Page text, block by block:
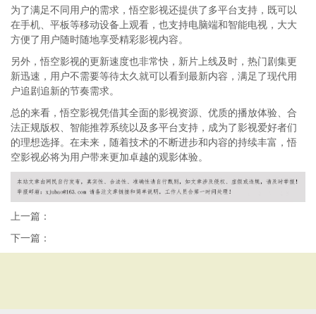
为了满足不同用户的需求，悟空影视还提供了多平台支持，既可以
在手机、平板等移动设备上观看，也支持电脑端和智能电视，大大
方便了用户随时随地享受精彩影视内容。
另外，悟空影视的更新速度也非常快，新片上线及时，热门剧集更
新迅速，用户不需要等待太久就可以看到最新内容，满足了现代用
户追剧追新的节奏需求。
总的来看，悟空影视凭借其全面的影视资源、优质的播放体验、合
法正规版权、智能推荐系统以及多平台支持，成为了影视爱好者们
的理想选择。在未来，随着技术的不断进步和内容的持续丰富，悟
空影视必将为用户带来更加卓越的观影体验。
上一篇：
下一篇：